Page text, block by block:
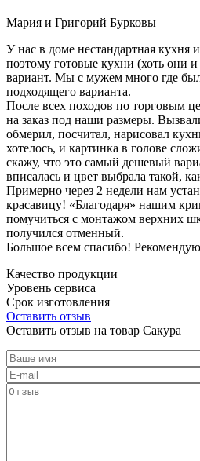
Мария и Григорий Бурковы
У нас в доме нестандартная кухня
поэтому готовые кухни (хоть они
вариант. Мы с мужем много где
подходящего варианта.
После всех походов по торговым
на заказ под наши размеры.
обмерил, посчитал, нарисовал
хотелось, и картинка в голове
скажу, что это самый дешевый
вписалась и цвет выбрала такой,
Примерно через 2 недели нам
красавицу! «Благодаря» нашим
помучиться с монтажом верхних
получился отменный.
Большое всем спасибо!
Качество продукции
Уровень сервиса
Срок изготовления
Оставить отзыв
Оставить отзыв на товар Сакура